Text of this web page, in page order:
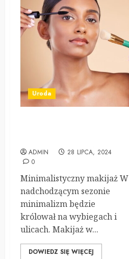
Uroda
ADMIN
28 LIPCA, 2024
0
Minimalistyczny makijaż W
nadchodzącym sezonie
minimalizm będzie
królował na wybiegach i
ulicach. Makijaż w...
DOWIEDZ SIĘ WIĘCEJ